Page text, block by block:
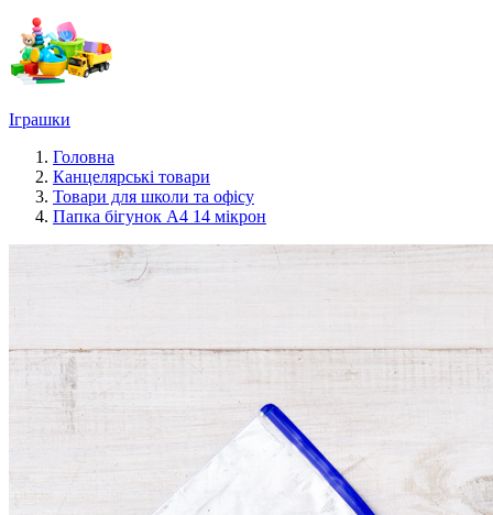
Іграшки
Головна
Канцелярські товари
Товари для школи та офісу
Папка бігунок А4 14 мікрон